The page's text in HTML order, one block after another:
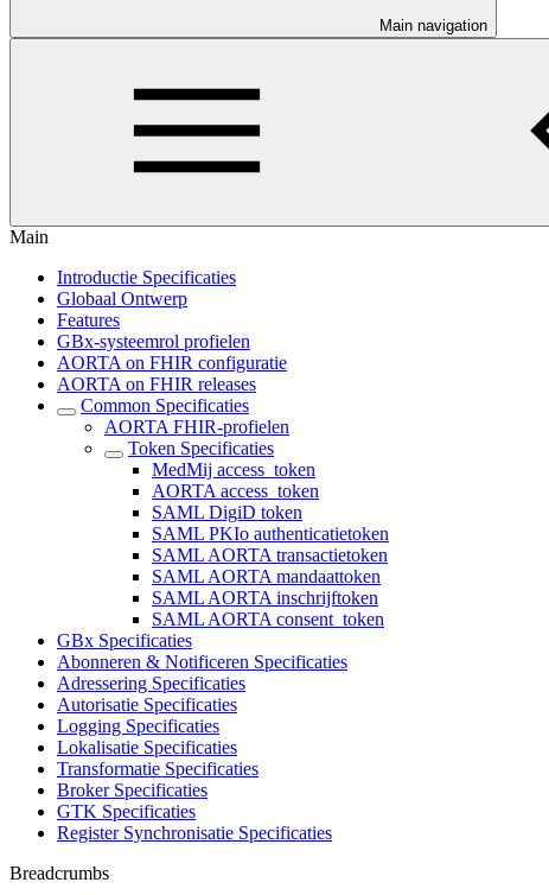
Main navigation
Main
Introductie Specificaties
Globaal Ontwerp
Features
GBx-systeemrol profielen
AORTA on FHIR configuratie
AORTA on FHIR releases
Common Specificaties
AORTA FHIR-profielen
Token Specificaties
MedMij access_token
AORTA access_token
SAML DigiD token
SAML PKIo authenticatietoken
SAML AORTA transactietoken
SAML AORTA mandaattoken
SAML AORTA inschrijftoken
SAML AORTA consent_token
GBx Specificaties
Abonneren & Notificeren Specificaties
Adressering Specificaties
Autorisatie Specificaties
Logging Specificaties
Lokalisatie Specificaties
Transformatie Specificaties
Broker Specificaties
GTK Specificaties
Register Synchronisatie Specificaties
Breadcrumbs